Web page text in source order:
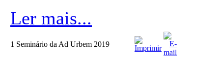
Ler mais...
1 Seminário da Ad Urbem 2019